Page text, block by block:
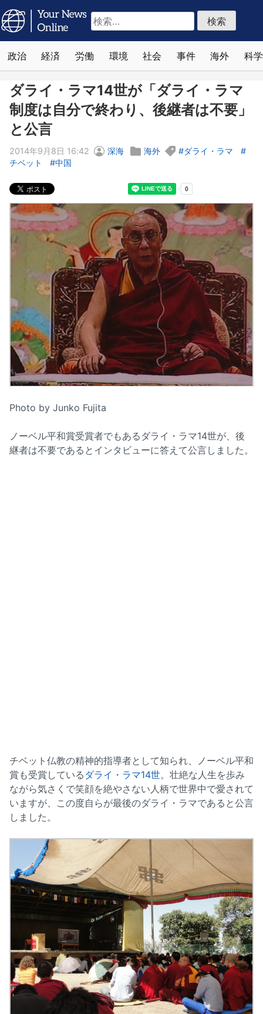
検
索:
政治 経済 労働 環境 社会 事件 海外 科学
ダライ・ラマ14世が「ダライ・ラマ
制度は自分で終わり、後継者は不要」
と公言
2014年9月8日 16:42 深海 海外
ダライ・ラマ
チベット
中国
Photo by Junko Fujita
ノーベル平和賞受賞者でもあるダライ・ラマ14世が、後
継者は不要であるとインタビューに答えて公言しました。
チベット仏教の精神的指導者として知られ、ノーベル平和
賞も受賞している ダライ・ラマ14世。壮絶な人生を歩み
ながら気さくで笑顔を絶やさない人柄で世界中で愛されて
いますが、この度自らが最後のダライ・ラマであると公言
しました。